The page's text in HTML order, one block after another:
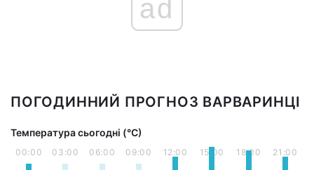
ad
ПОГОДИННИЙ ПРОГНОЗ ВАРВАРИНЦІ
Температура сьогодні (°С)
00:00 03:00 06:00 09:00 12:00 15:00 18:00 21:00